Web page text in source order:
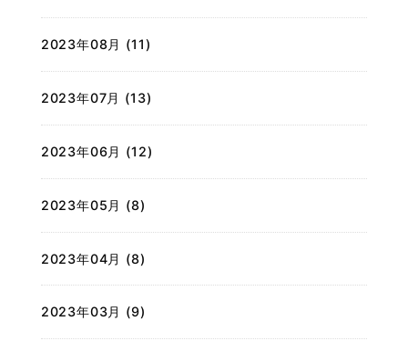
2023年08月 (11)
2023年07月 (13)
2023年06月 (12)
2023年05月 (8)
2023年04月 (8)
2023年03月 (9)